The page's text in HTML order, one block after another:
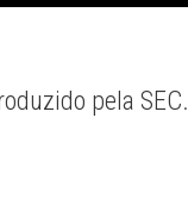
pela SEC.